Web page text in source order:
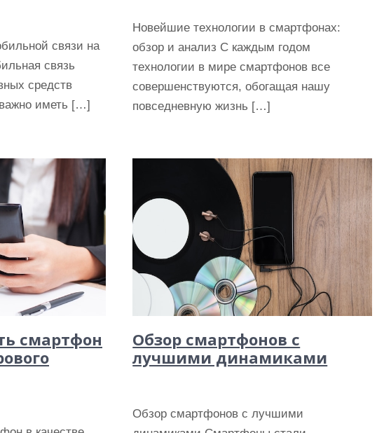
связи на
связь
средств
иметь […]
Новейшие технологии в смартфонах:
обзор и анализ С каждым годом
технологии в мире смартфонов все
совершенствуются, обогащая нашу
повседневную жизнь […]
смартфон
Обзор смартфонов с
лучшими динамиками
Обзор смартфонов с лучшими